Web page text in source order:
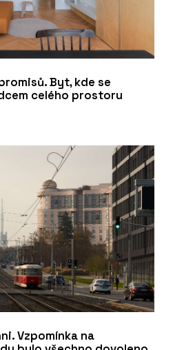
Byt, kde se
celého prostoru
Vzpomínka na